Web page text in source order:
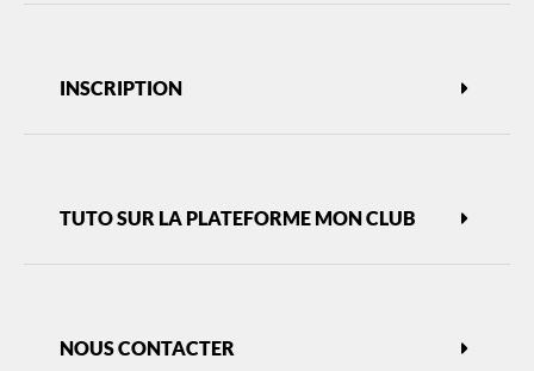
INSCRIPTION
TUTO SUR LA PLATEFORME MON CLUB
NOUS CONTACTER